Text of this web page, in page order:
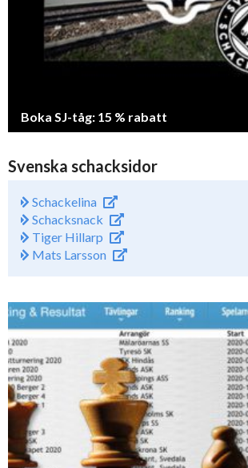
Boka SJ-tåg: 15 % rabatt
Svenska schacksidor
Schackelina
Schacksnack
Tiger Hillarp
Mats Larsson